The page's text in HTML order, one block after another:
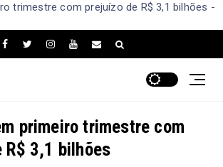
trimestre com prejuízo de R$ 3,1 bilhões -
primeiro trimestre com
R$ 3,1 bilhões